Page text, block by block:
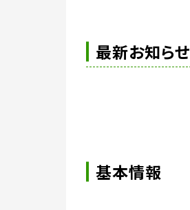
最新お知らせ
基本情報